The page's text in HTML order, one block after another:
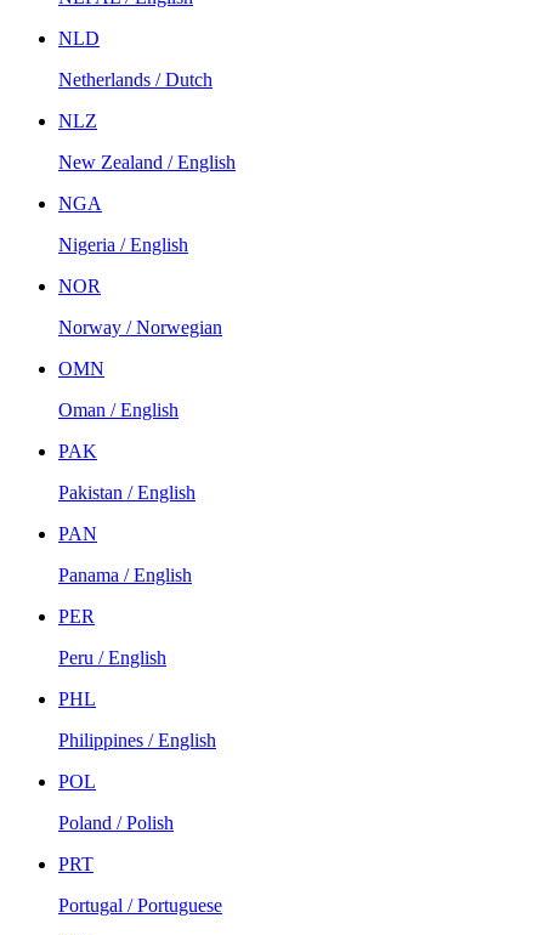
NLD
Netherlands / Dutch
NLZ
New Zealand / English
NGA
Nigeria / English
NOR
Norway / Norwegian
OMN
Oman / English
PAK
Pakistan / English
PAN
Panama / English
PER
Peru / English
PHL
Philippines / English
POL
Poland / Polish
PRT
Portugal / Portuguese